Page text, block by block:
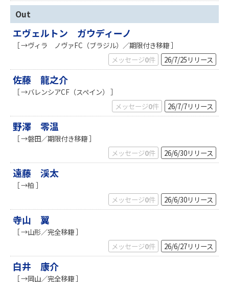
Out
エヴェルトン ガウディーノ
［ →ヴィラ ノヴァFC（ブラジル）／期限付き移籍 ］
メッセージ0件 26/7/25 リリース
佐藤 龍之介
［ →バレンシアCF（スペイン） ］
メッセージ0件 26/7/7リリース
野澤 零温
［ →磐田／期限付き移籍 ］
メッセージ0件 26/6/30リリース
遠藤 渓太
［ →柏 ］
メッセージ0件 26/6/30リリース
寺山 翼
［ →山形／完全移籍 ］
メッセージ0件 26/6/27リリース
白井 康介
［ →岡山／完全移籍 ］